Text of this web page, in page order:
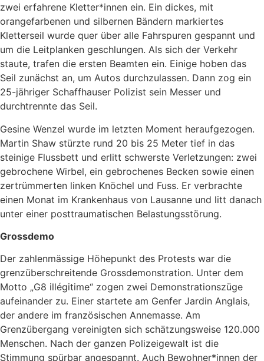
zwei erfahrene Kletter*innen ein. Ein dickes, mit
orangefarbenen und silbernen Bändern markiertes
Kletterseil wurde quer über alle Fahrspuren gespannt und
um die Leitplanken geschlungen. Als sich der Verkehr
staute, trafen die ersten Beamten ein. Einige hoben das
Seil zunächst an, um Autos durchzulassen. Dann zog ein
25-jähriger Schaffhauser Polizist sein Messer und
durchtrennte das Seil.
Gesine Wenzel wurde im letzten Moment heraufgezogen.
Martin Shaw stürzte rund 20 bis 25 Meter tief in das
steinige Flussbett und erlitt schwerste Verletzungen: zwei
gebrochene Wirbel, ein gebrochenes Becken sowie einen
zertrümmerten linken Knöchel und Fuss. Er verbrachte
einen Monat im Krankenhaus von Lausanne und litt danach
unter einer posttraumatischen Belastungsstörung.
Grossdemo
Der zahlenmässige Höhepunkt des Protests war die
grenzüberschreitende Grossdemonstration. Unter dem
Motto „G8 illégitime“ zogen zwei Demonstrationszüge
aufeinander zu. Einer startete am Genfer Jardin Anglais,
der andere im französischen Annemasse. Am
Grenzübergang vereinigten sich schätzungsweise 120.000
Menschen. Nach der ganzen Polizeigewalt ist die
Stimmung spürbar angespannt. Auch Bewohner*innen der